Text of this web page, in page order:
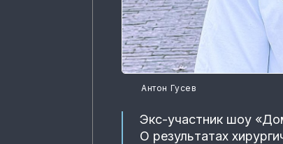
Антон Гусев
Экс-участник шоу
О результатах